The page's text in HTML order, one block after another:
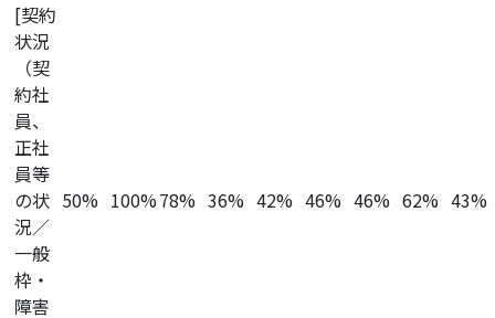
[契約
状況
（契
約社
員、
正社
員等
の状
況／
一般
枠・
障害
50% 100%78% 36% 42% 46% 46% 62% 43%